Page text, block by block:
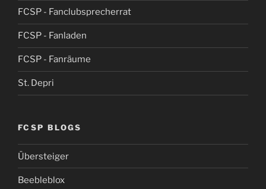
FCSP - Fanclubsprecherrat
FCSP - Fanladen
FCSP - Fanräume
St. Depri
FCSP BLOGS
Übersteiger
Beebleblox